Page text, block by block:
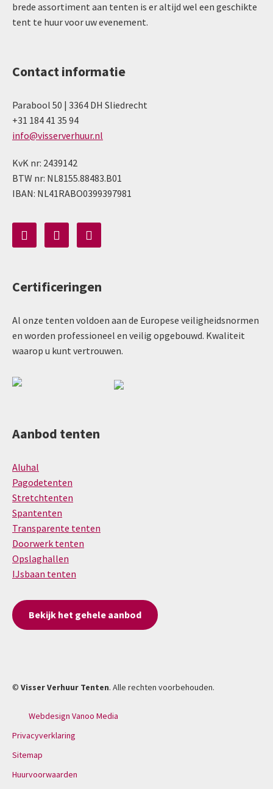
brede assortiment aan tenten is er altijd wel een geschikte
tent te huur voor uw evenement.
Contact informatie
Parabool 50 | 3364 DH Sliedrecht
+31 184 41 35 94
info@visserverhuur.nl
KvK nr: 2439142
BTW nr: NL8155.88483.B01
IBAN: NL41RABO0399397981
Certificeringen
Al onze tenten voldoen aan de Europese veiligheidsnormen
en worden professioneel en veilig opgebouwd. Kwaliteit
waarop u kunt vertrouwen.
Aanbod tenten
Aluhal
Pagodetenten
Stretchtenten
Spantenten
Transparente tenten
Doorwerk tenten
Opslaghallen
IJsbaan tenten
Bekijk het gehele aanbod
© Visser Verhuur Tenten. Alle rechten voorbehouden.
Webdesign Vanoo Media
Privacyverklaring
Sitemap
Huurvoorwaarden